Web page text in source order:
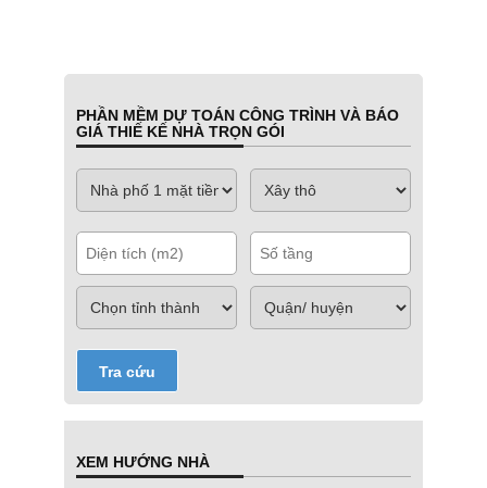
PHẦN MỀM DỰ TOÁN CÔNG TRÌNH VÀ BÁO
GIÁ THIẾ KẾ NHÀ TRỌN GÓI
Tra cứu
XEM HƯỚNG NHÀ